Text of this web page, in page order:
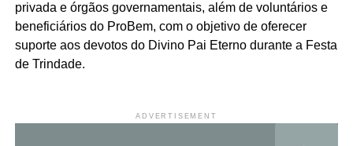
privada e órgãos governamentais, além de voluntários e
beneficiários do ProBem, com o objetivo de oferecer
suporte aos devotos do Divino Pai Eterno durante a Festa
de Trindade.
ADVERTISEMENT